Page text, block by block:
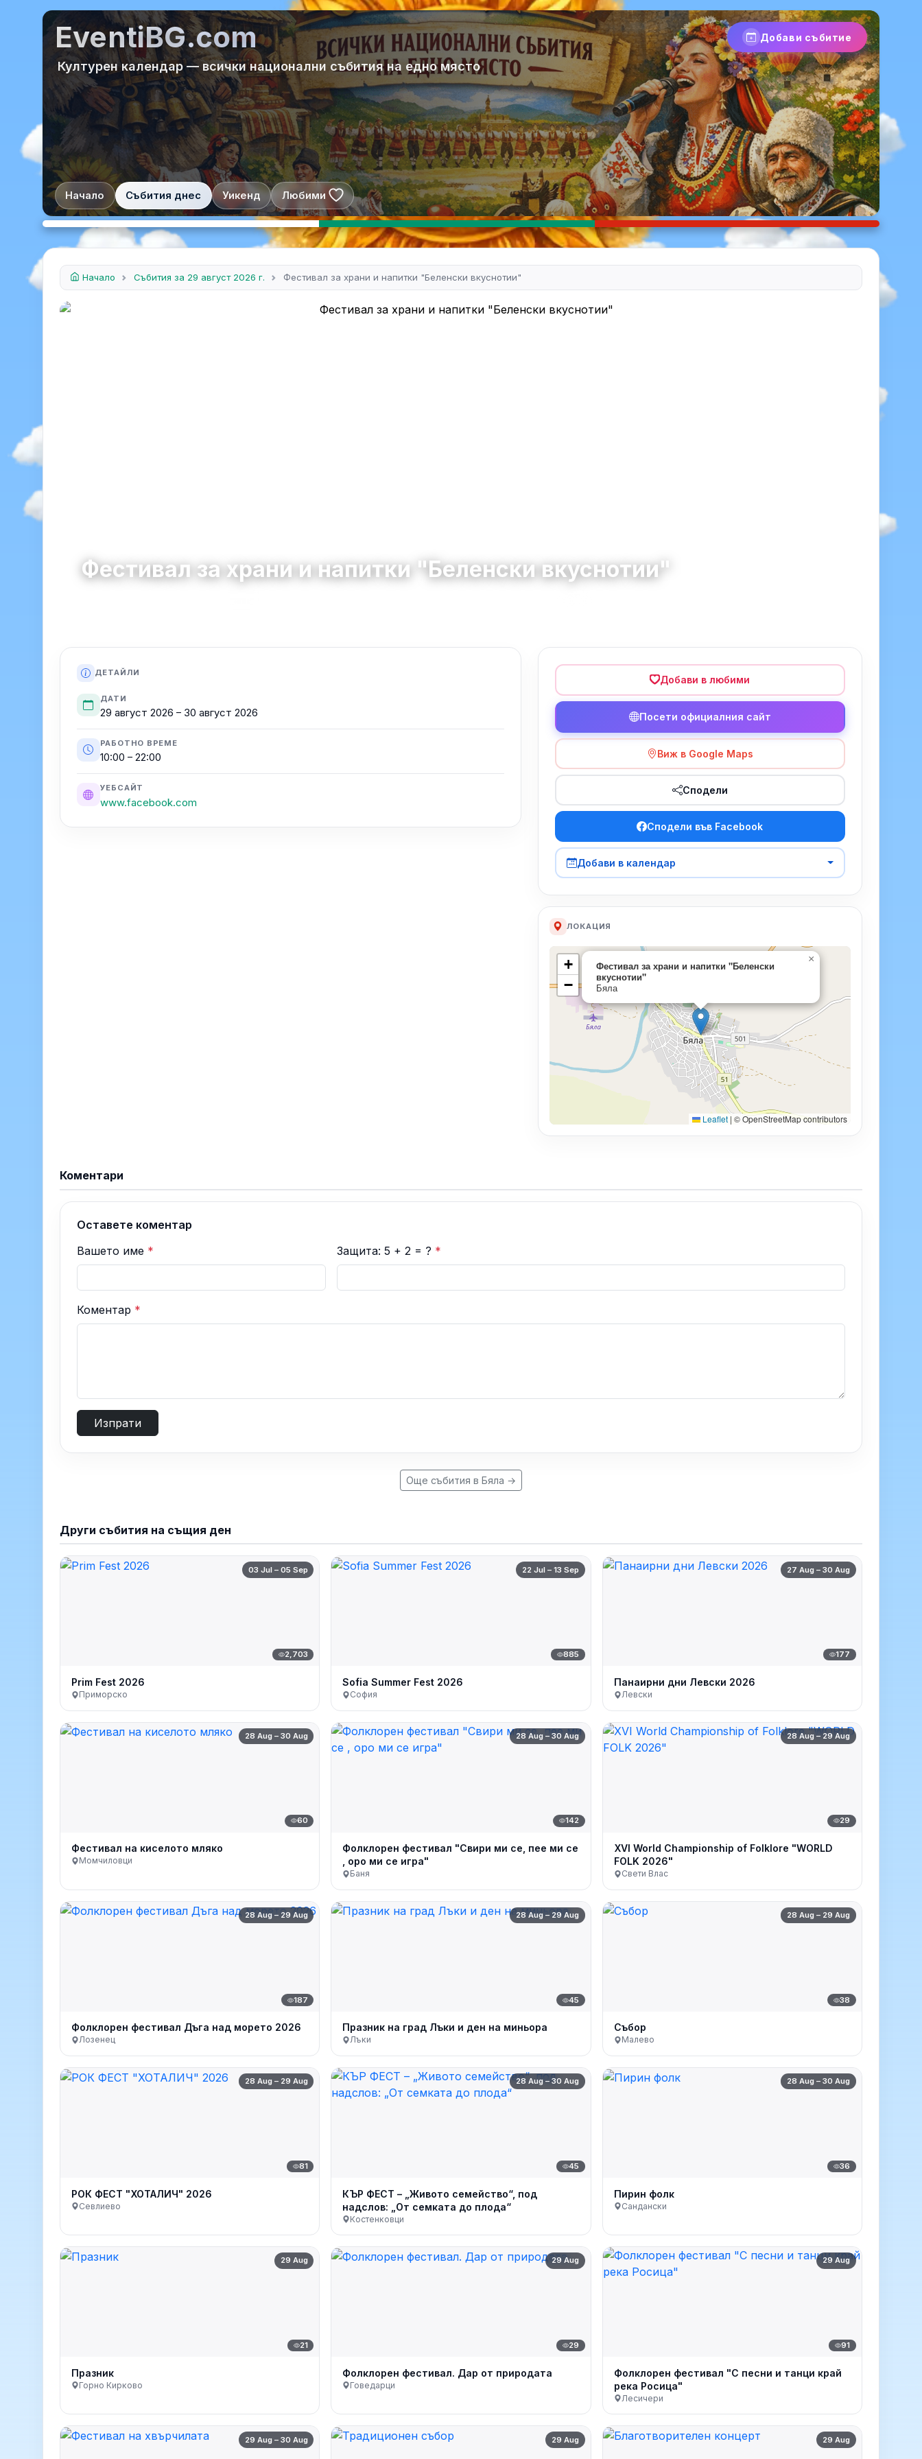
EventiBG.com Добави събитие
Културен календар — всички национални събития на едно място
Начало Събития днес Уикенд Любими
Начало Събития за 29 август 2026 г. Фестивал за храни и напитки "Беленски вкуснотии"
Фестивал за храни и напитки "Беленски вкуснотии"
ДЕТАЙЛИ
ДАТИ
29 август 2026 – 30 август 2026
РАБОТНО ВРЕМЕ
10:00 – 22:00
УЕБСАЙТ
www.facebook.com
Добави в любими
Посети официалния сайт
Виж в Google Maps
Сподели
Сподели във Facebook
Добави в календар
ЛОКАЦИЯ
Фестивал за храни и напитки "Беленски
вкуснотии"
Бяла
×
+
−
Leaflet | © OpenStreetMap contributors
Коментари
Оставете коментар
Вашето име * Защита: 5 + 2 = ? *
Коментар *
Изпрати
Още събития в Бяла →
Други събития на същия ден
03 Jul – 05 Sep
2,703
Prim Fest 2026
Приморско
22 Jul – 13 Sep
885
Sofia Summer Fest 2026
София
27 Aug – 30 Aug
177
Панаирни дни Левски 2026
Левски
28 Aug – 30 Aug
60
Фестивал на киселото мляко
Момчиловци
28 Aug – 30 Aug
142
Фолклорен фестивал "Свири ми се, пее ми се
, оро ми се игра"
Баня
28 Aug – 29 Aug
29
XVI World Championship of Folklore "WORLD
FOLK 2026"
Свети Влас
28 Aug – 29 Aug
187
Фолклорен фестивал Дъга над морето 2026
Лозенец
28 Aug – 29 Aug
45
Празник на град Лъки и ден на миньора
Лъки
28 Aug – 29 Aug
38
Събор
Малево
28 Aug – 29 Aug
81
РОК ФЕСТ "ХОТАЛИЧ" 2026
Севлиево
28 Aug – 30 Aug
45
КЪР ФЕСТ – „Живото семейство“, под
надслов: „От семката до плода“
Костенковци
28 Aug – 30 Aug
36
Пирин фолк
Сандански
29 Aug
21
Празник
Горно Кирково
29 Aug
29
Фолклорен фестивал. Дар от природата
Говедарци
29 Aug
91
Фолклорен фестивал "С песни и танци край
река Росица"
Лесичери
29 Aug – 30 Aug 29 Aug 29 Aug